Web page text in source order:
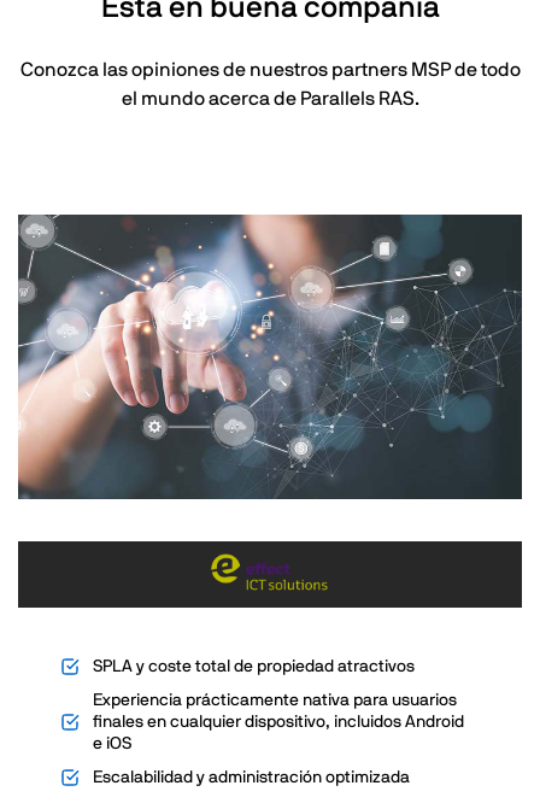
Está en buena compañía
Conozca las opiniones de nuestros partners MSP de todo
el mundo acerca de Parallels RAS.
SPLA y coste total de propiedad atractivos
Experiencia prácticamente nativa para usuarios
finales en cualquier dispositivo, incluidos Android
e iOS
Escalabilidad y administración optimizada